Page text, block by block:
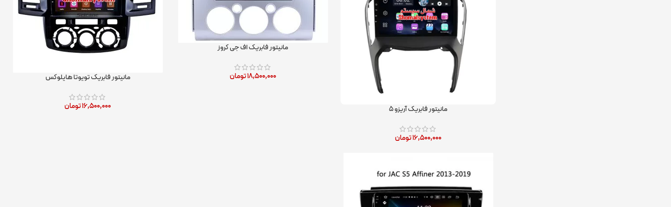
مانیتور فابریک آریزو ۵
۱۶,۵۰۰,۰۰۰تومان
مانیتور فابریک اف جی کروز
۱۸,۵۰۰,۰۰۰تومان مانیتور فابریک تویوتا هایلوکس
۱۶,۵۰۰,۰۰۰تومان